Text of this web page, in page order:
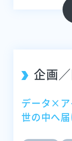
企画
データ×ア
世の中へ届